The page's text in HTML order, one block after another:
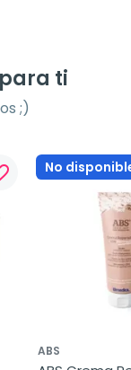
ti
;)
No
ABS